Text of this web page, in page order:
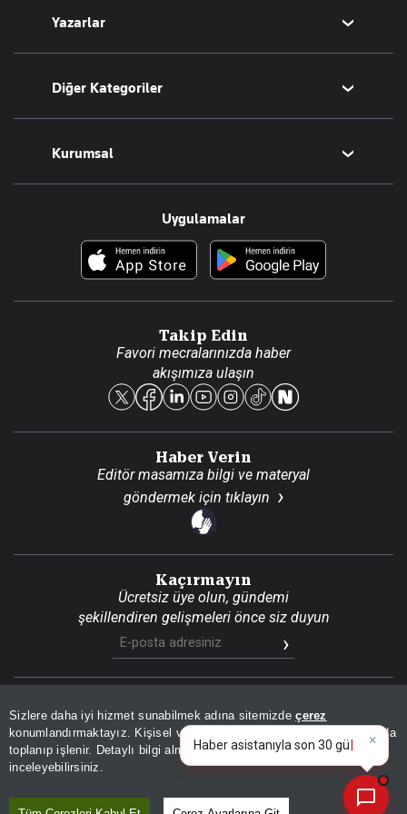
Sizlere daha iyi hizmet sunabilmek adına sitemizdeçerez
konumlandırmaktayız. Kişisel verileriniz, KVKK ve GDPR kapsamında
toplanıp işlenir. Detaylı bilgi almak içinAydınlatma Metnimizi
inceleyebilirsiniz.
Tarih
Sesli Yayınlar
Yazarlar
Bugünün Yazarları
Tüm Yazarlar
Diğer Kategoriler
Magazin
Teknoloji
Resmî Ilanlar
Foto Haber
Kurumsal
Hakkımızda
Künye
Reklam Ver
Uygulamalar
Takip Edin
Favori mecralarınızda haber
akışımıza ulaşın
Haber Verin
Editör masamıza bilgi ve materyal
göndermek için tıklayın
Kaçırmayın
Ücretsiz üye olun, gündemi
şekillendiren gelişmeleri önce siz duyun
© 2026 İhlas Medya Grubu. Tüm Hakları Saklıdır
Son DakikaSite HaritasıRSSKVKK Aydınlatma Metni
Gizlilik PolitikasıÇerez Politikası
×
Haber asist